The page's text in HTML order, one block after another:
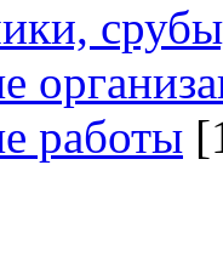
работы